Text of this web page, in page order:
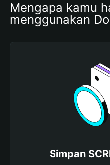
Mengapa kamu
menggunakan
Simpan